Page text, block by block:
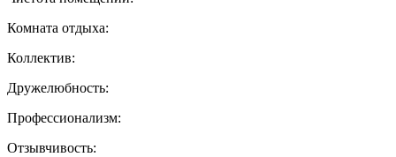
Комната отдыха:
Коллектив:
Дружелюбность:
Профессионализм:
Отзывчивость: